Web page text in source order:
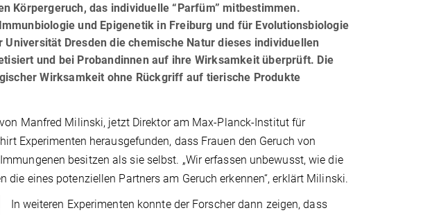
Körpergeruch, das individuelle “Parfüm” mitbestimmen.
und Epigenetik in Freiburg und für Evolutionsbiologie
Dresden die chemische Natur dieses individuellen
und bei Probandinnen auf ihre Wirksamkeit überprüft. Die
Wirksamkeit ohne Rückgriff auf tierische Produkte
Manfred Milinski, jetzt Direktor am Max-Planck-Institut für
Experimenten herausgefunden, dass Frauen den Geruch von
besitzen als sie selbst. „Wir erfassen unbewusst, wie die
eines potenziellen Partners am Geruch erkennen“, erklärt Milinski.
In weiteren Experimenten konnte der Forscher dann zeigen, dass